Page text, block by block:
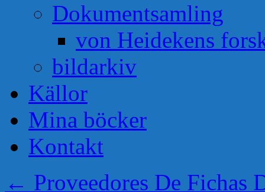
Dokumentsamling
von Heidekens
bildarkiv
Källor
Mina böcker
Kontakt
← Proveedores De Fichas